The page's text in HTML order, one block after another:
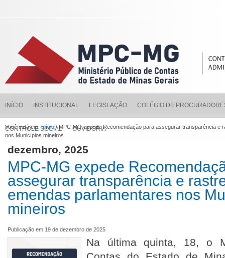
INÍCIO INSTITUCIONAL LEGISLAÇÃO COLÉGIO DE
CONTROLE SOCIAL OUVIDORIA
Você está em:Início/ MPC-MG expede Recomendação para assegurar transparência e
nos Municípios mineiros
dezembro, 2025
MPC-MG expede
assegurar transparência e
emendas parlamentares nos
mineiros
Publicação em 19 de dezembro de 2025
Na última quinta, 18, o